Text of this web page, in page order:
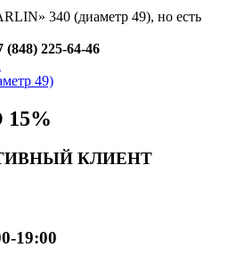
340 (диаметр 49), но есть
(848) 225-64-46
49)
КЛИЕНТ
19:00